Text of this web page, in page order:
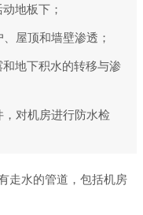
地板下；
屋顶和墙壁渗透；
地下积水的转移与渗
对机房进行防水检
走水的管道，包括机房